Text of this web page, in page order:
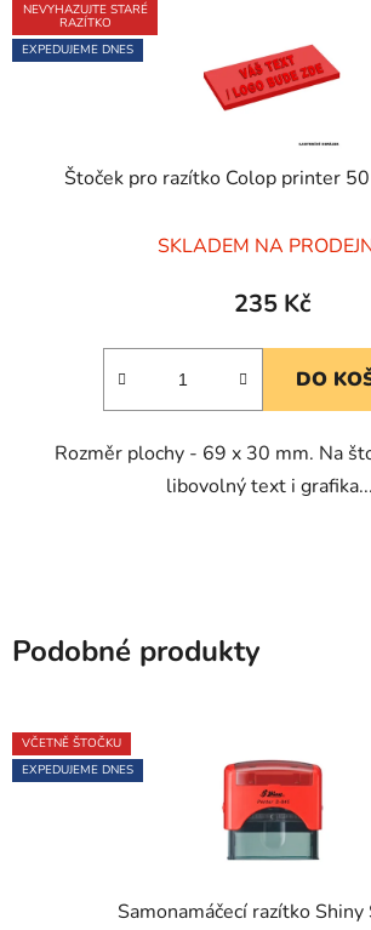
NEVYHAZUJTE STARÉ
RAZÍTKO
EXPEDUJEME DNES
Štoček pro razítko Colop printer
hodnocení
produktu
5,0
hvězdiček.
SKLADEM NA
235 Kč
DO
Rozměr plochy - 69 x 30 mm. Na
libovolný text i
Podobné produkty
VČETNĚ ŠTOČKU
EXPEDUJEME DNES
Samonamáčecí razítko